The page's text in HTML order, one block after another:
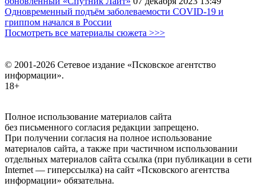
Одновременный подъём заболеваемости COVID-19 и
гриппом начался в России
Посмотреть все материалы сюжета >>>
© 2001-2026 Сетевое издание «Псковское агентство
информации».
18+
Полное использование материалов сайта
без письменного согласия редакции запрещено.
При получении согласия на полное использование
материалов сайта, а также при частичном использовании
отдельных материалов сайта ссылка (при публикации в сети
Internet — гиперссылка) на сайт «Псковского агентства
информации» обязательна.